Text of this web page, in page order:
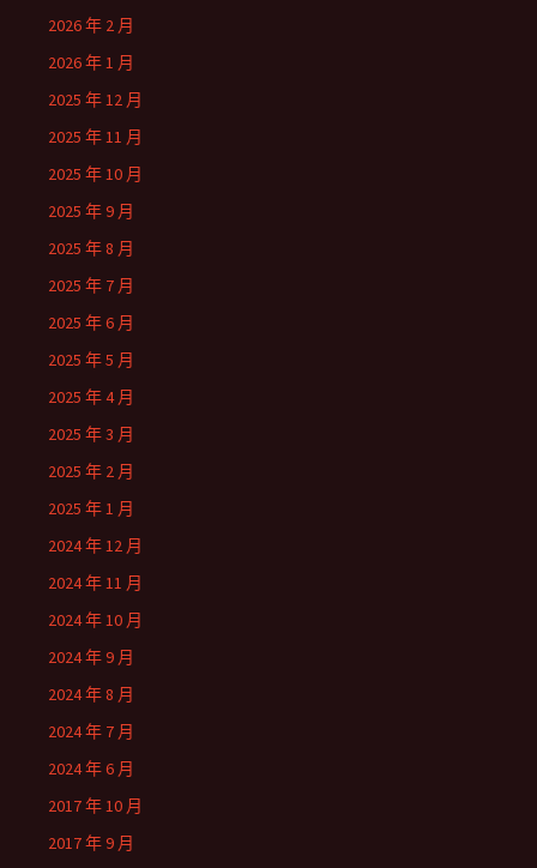
2026 年 2 月
2026 年 1 月
2025 年 12 月
2025 年 11 月
2025 年 10 月
2025 年 9 月
2025 年 8 月
2025 年 7 月
2025 年 6 月
2025 年 5 月
2025 年 4 月
2025 年 3 月
2025 年 2 月
2025 年 1 月
2024 年 12 月
2024 年 11 月
2024 年 10 月
2024 年 9 月
2024 年 8 月
2024 年 7 月
2024 年 6 月
2017 年 10 月
2017 年 9 月